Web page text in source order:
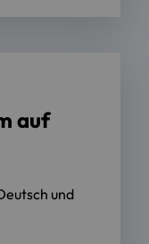
auf
und